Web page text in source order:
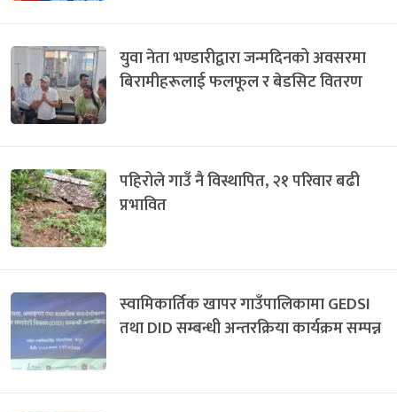
युवा नेता भण्डारीद्वारा जन्मदिनको अवसरमा
बिरामीहरूलाई फलफूल र बेडसिट वितरण
पहिरोले गाउँ नै विस्थापित, २१ परिवार बढी
प्रभावित
स्वामिकार्तिक खापर गाउँपालिकामा GEDSI
तथा DID सम्बन्धी अन्तरक्रिया कार्यक्रम सम्पन्न